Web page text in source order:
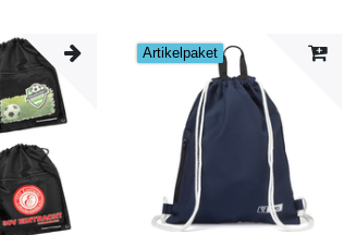
Artikelpaket